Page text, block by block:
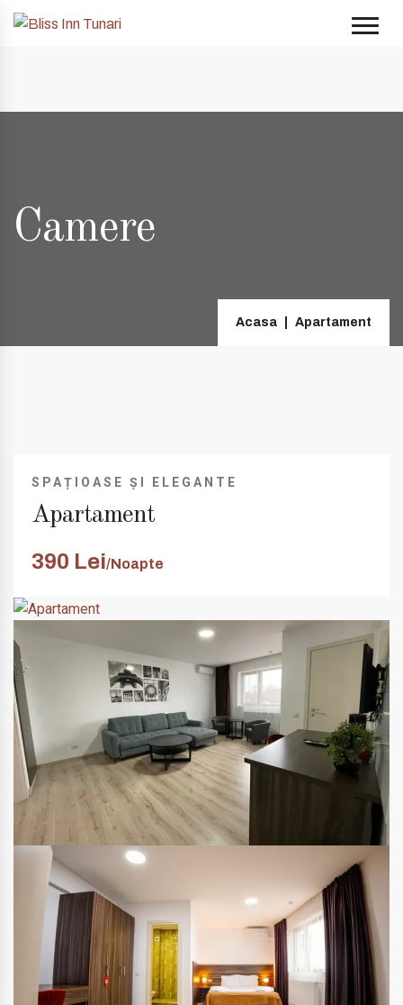
20:00+40 74998 8808
Camere
Acasa Apartament
SPAȚIOASE ȘI ELEGANTE
Apartament
390 Lei/Noapte